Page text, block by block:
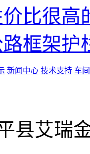
比很高
路框架护
新闻中心 技术支持 车
县艾瑞